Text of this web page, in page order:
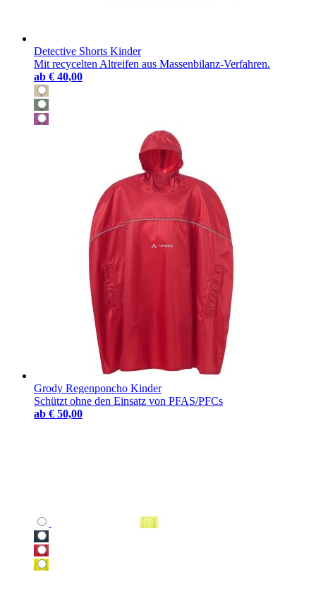
Detective Shorts Kinder
Mit recycelten Altreifen aus Massenbilanz-Verfahren.
ab € 40,00
Grody Regenponcho Kinder
Schützt ohne den Einsatz von PFAS/PFCs
ab € 50,00